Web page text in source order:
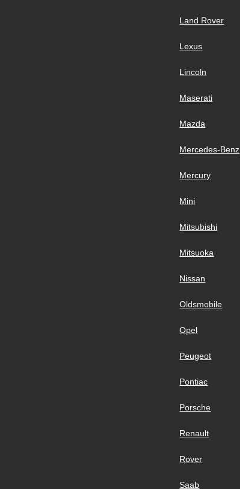
Land Rover
Lexus
Lincoln
Maserati
Mazda
Mercedes-Benz
Mercury
Mini
Mitsubishi
Mitsuoka
Nissan
Oldsmobile
Opel
Peugeot
Pontiac
Porsche
Renault
Rover
Saab